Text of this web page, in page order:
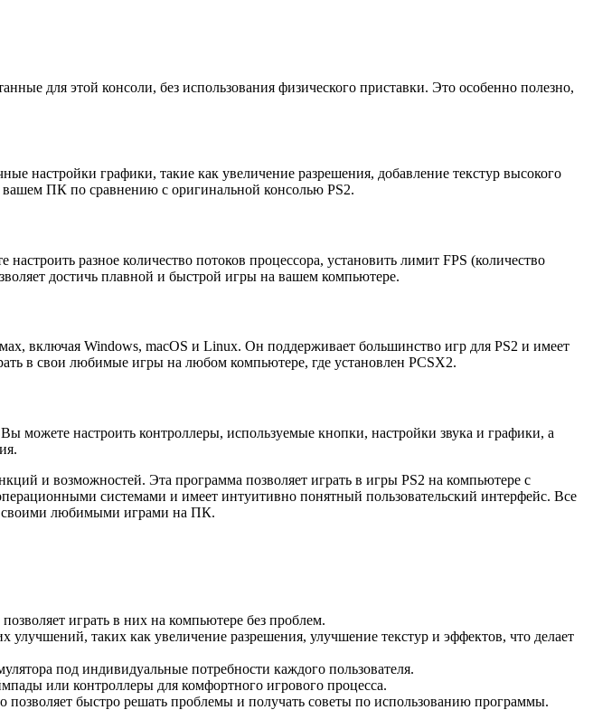
для этой консоли, без использования физического приставки. Это особенно полезно,
настройки графики, такие как увеличение разрешения, добавление текстур высокого
ПК по сравнению с оригинальной консолью PS2.
разное количество потоков процессора, установить лимит FPS (количество
достичь плавной и быстрой игры на вашем компьютере.
включая Windows, macOS и Linux. Он поддерживает большинство игр для PS2 и имеет
в свои любимые игры на любом компьютере, где установлен PCSX2.
можете настроить контроллеры, используемые кнопки, настройки звука и графики, а
и возможностей. Эта программа позволяет играть в игры PS2 на компьютере с
системами и имеет интуитивно понятный пользовательский интерфейс. Все
своими любимыми играми на ПК.
играть в них на компьютере без проблем.
таких как увеличение разрешения, улучшение текстур и эффектов, что делает
под индивидуальные потребности каждого пользователя.
или контроллеры для комфортного игрового процесса.
быстро решать проблемы и получать советы по использованию программы.